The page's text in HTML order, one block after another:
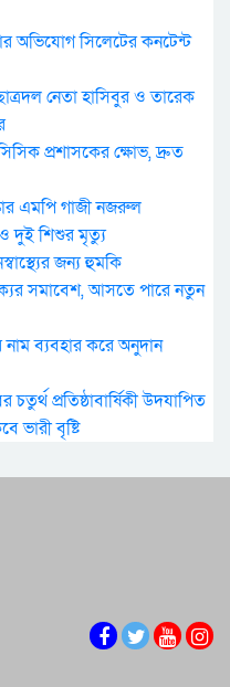
অভিযোগ সিলেটের কনটেন্ট
নেতা হাসিবুর ও তারেক
প্রশাসকের ক্ষোভ, দ্রুত
এমপি গাজী নজরুল
দুই শিশুর মৃত্যু
জন্য হুমকি
সমাবেশ, আসতে পারে নতুন
নাম ব্যবহার করে অনুদান
প্রতিষ্ঠাবার্ষিকী উদযাপিত
ভারী বৃষ্টি